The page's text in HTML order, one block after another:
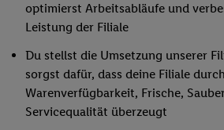
optimierst Arbeitsabläufe und
Leistung der Filiale
Du stellst die Umsetzung unserer
sorgst dafür, dass deine Filiale
Warenverfügbarkeit, Frische,
Servicequalität überzeugt